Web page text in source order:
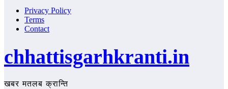
Privacy Policy
Terms
Contact
chhattisgarhkranti.in
खबर मतलब क्रान्ति